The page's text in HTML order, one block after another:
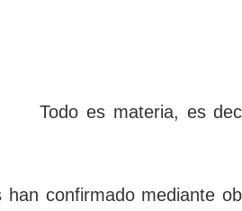
es decir, está
han confirmado mediante